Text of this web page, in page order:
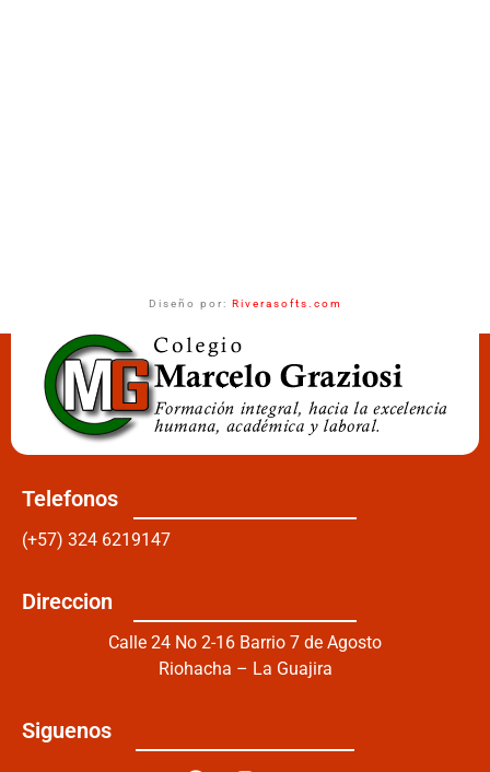
Diseño por: Riverasofts.com
Telefonos
(+57) 324 6219147
Direccion
Calle 24 No 2-16 Barrio 7 de Agosto
Riohacha – La Guajira
Siguenos